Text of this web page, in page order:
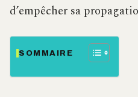
d’empêcher sa
SOMMAIRE